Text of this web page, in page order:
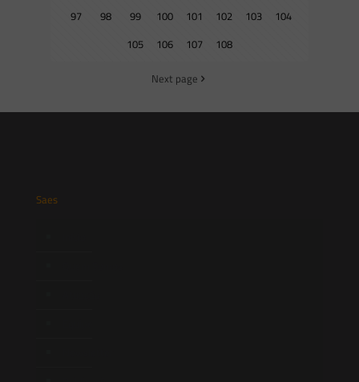
97
98 99 100 101 102 103
104
105
106 107 108
Next page
Saes